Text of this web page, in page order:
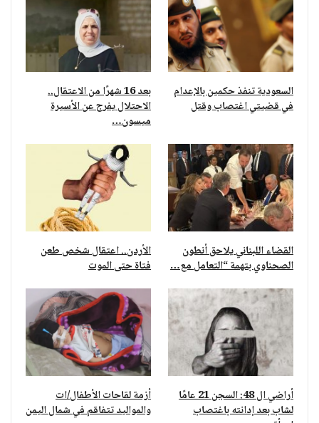
السعودية تنفذ حكمين بالإعدام
في قضيتي اغتصاب وقتل
بعد 16 شهرًا من الاعتقال..
الاحتلال يفرج عن الأسيرة
ميسون…
القضاء اللبناني يلاحق أنطون
الصحناوي بتهمة “التعامل مع…
الأردن.. اعتقال شخص طعن
فتاة حتى الموت
أراضي ال 48: السجن 21 عامًا
لشاب بعد إدانته باغتصاب
أزمة لقاحات الأطفال/ات
والمواليد تتفاقم في شمال اليمن